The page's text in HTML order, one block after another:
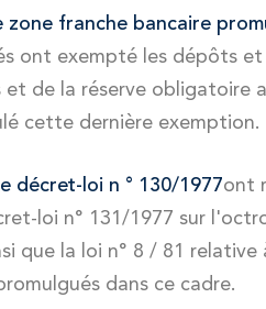
franche bancaire
ont exempté les dépôts
de la réserve obligatoire
cette dernière exemption.
décret-loi n ° 130/1977ont
loi n° 131/1977 sur
que la loi n° 8 / 81
dans ce cadre.